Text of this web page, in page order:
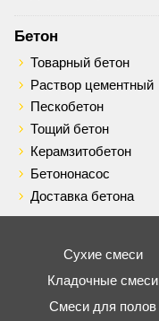
Бетон
Товарный бетон
Раствор цементный
Пескобетон
Тощий бетон
Керамзитобетон
Бетононасос
Доставка бетона
Сухие смеси
Кладочные смеси
Смеси для полов